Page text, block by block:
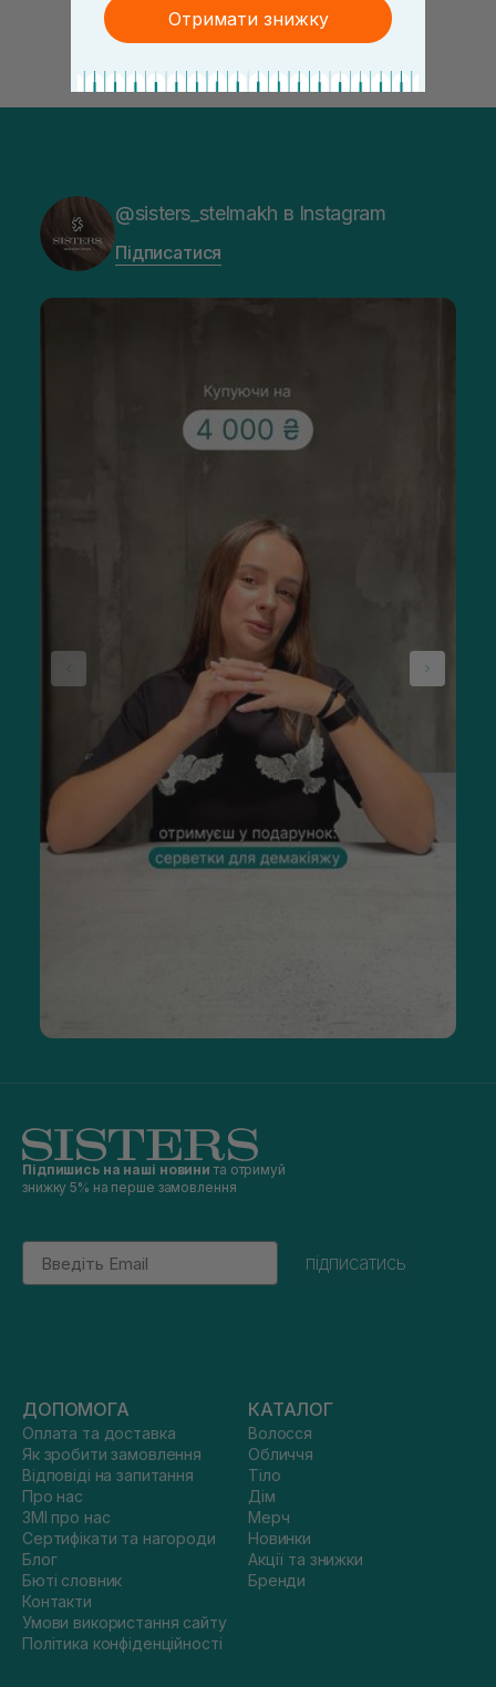
@sisters_stelmakh в Instagram
Підписатися
Підпишись на наші новини та отримуй
знижку 5% на перше замовлення
Email
підписатись
ДОПОМОГА
Оплата та доставка
Як зробити замовлення
Відповіді на запитання
Про нас
ЗМІ про нас
Сертифікати та нагороди
Блог
Бюті словник
Контакти
Умови використання сайту
Політика конфіденційності
КАТАЛОГ
Волосся
Обличчя
Тіло
Дім
Мерч
Новинки
Акції та знижки
Бренди
Отримати знижку